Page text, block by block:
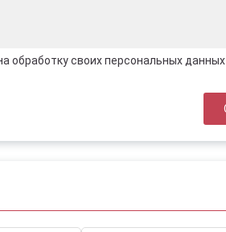
обработку своих персональных данных